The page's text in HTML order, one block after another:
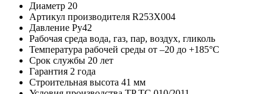
Диаметр 20
Артикул производителя R253X004
Давление Ру42
Рабочая среда вода, газ, пар, воздух, гликоль
Температура рабочей среды от –20 до +185°C
Срок службы 20 лет
Гарантия 2 года
Строительная высота 41 мм